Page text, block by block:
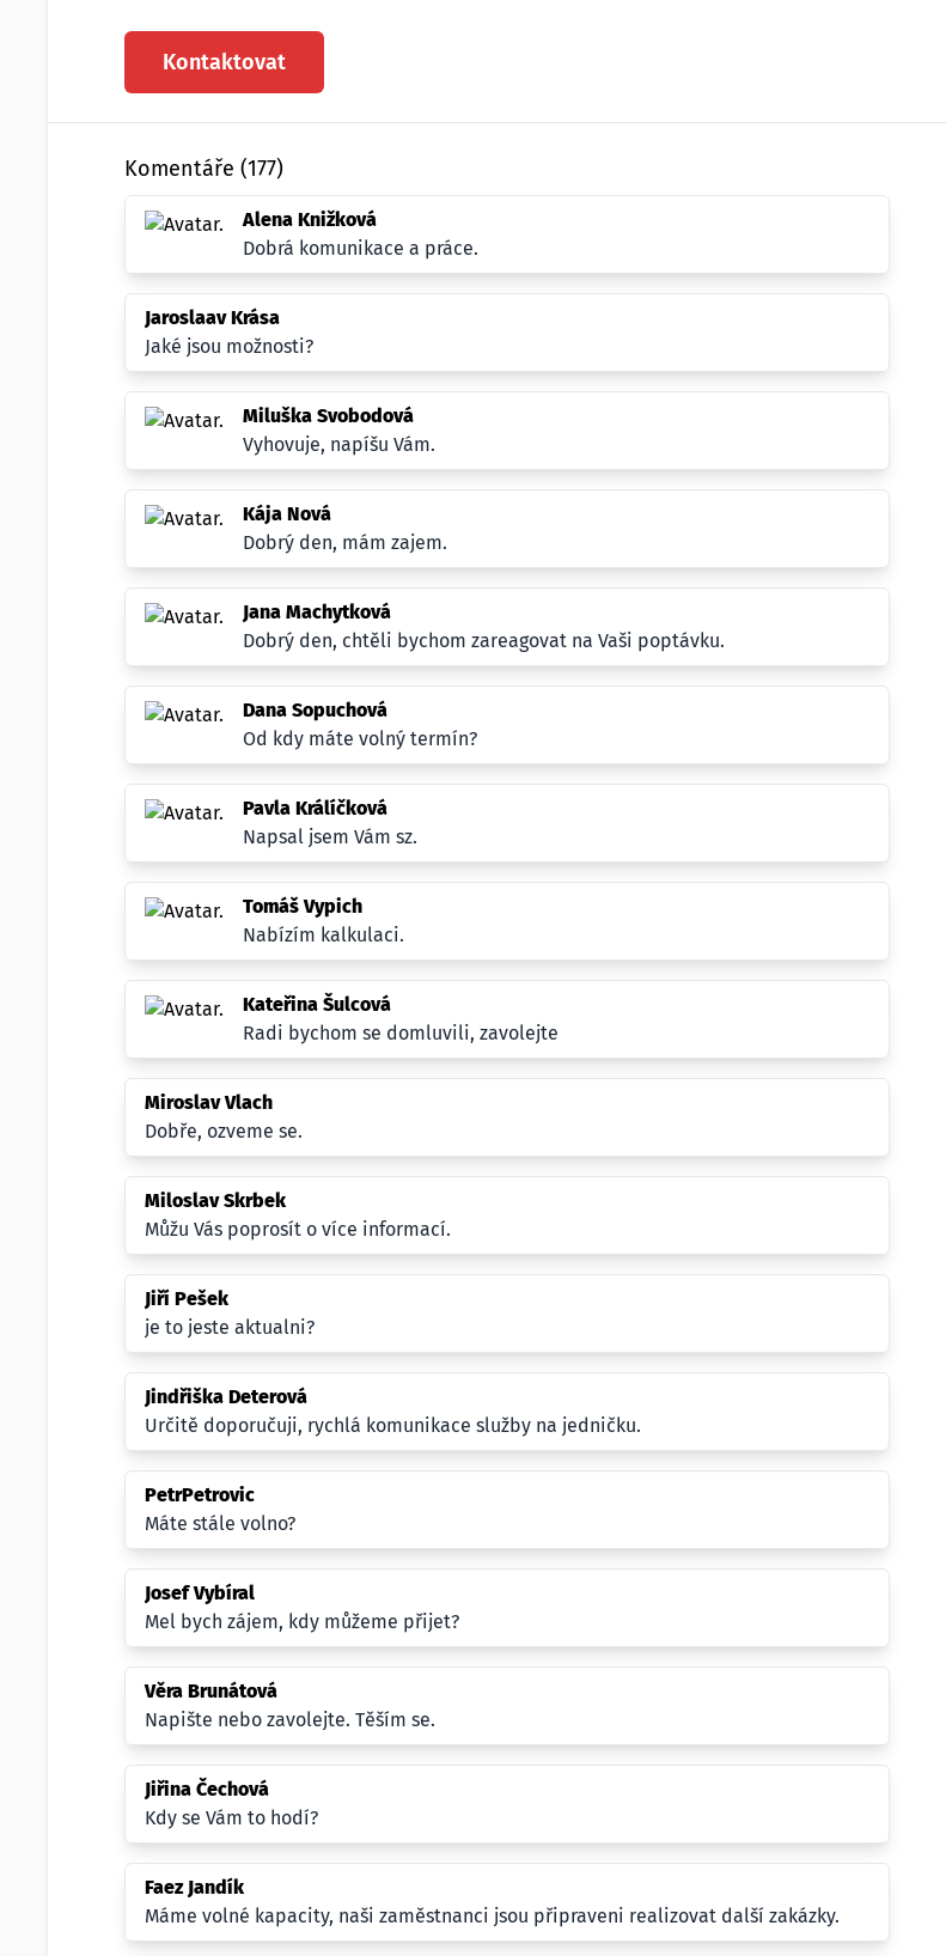
Kontaktovat
Komentáře (177)
Alena Knižková
Dobrá komunikace a práce.
Jaroslaav Krása
Jaké jsou možnosti?
Miluška Svobodová
Vyhovuje, napíšu Vám.
Kája Nová
Dobrý den, mám zajem.
Jana Machytková
Dobrý den, chtěli bychom zareagovat na Vaši poptávku.
Dana Sopuchová
Od kdy máte volný termín?
Pavla Králíčková
Napsal jsem Vám sz.
Tomáš Vypich
Nabízím kalkulaci.
Kateřina Šulcová
Radi bychom se domluvili, zavolejte
Miroslav Vlach
Dobře, ozveme se.
Miloslav Skrbek
Můžu Vás poprosít o více informací.
Jiří Pešek
je to jeste aktualni?
Jindřiška Deterová
Určitě doporučuji, rychlá komunikace služby na jedničku.
PetrPetrovic
Máte stále volno?
Josef Vybíral
Mel bych zájem, kdy můžeme přijet?
Věra Brunátová
Napište nebo zavolejte. Těším se.
Jiřina Čechová
Kdy se Vám to hodí?
Faez Jandík
Máme volné kapacity, naši zaměstnanci jsou připraveni realizovat další zakázky.